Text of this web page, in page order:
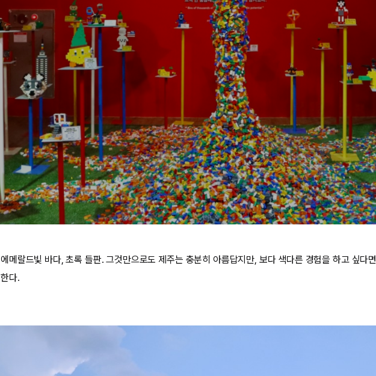
에메랄드빛 바다, 초록 들판. 그것만으로도 제주는 충분히 아름답지만, 보다 색다른 경험을 하고 싶다면
한다.